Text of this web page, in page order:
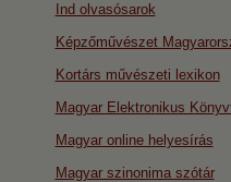
Ind olvasósarok
Képzőművészet
Kortárs művészeti lexikon
Magyar Elektronikus
Magyar online helyesírás
Magyar szinonima szótár